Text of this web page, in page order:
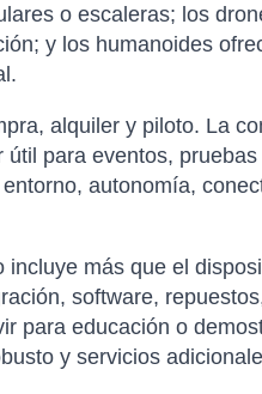
o escaleras; los
y los humanoides
alquiler y piloto. La
para eventos,
autonomía,
más que el
software,
para educación o
y servicios